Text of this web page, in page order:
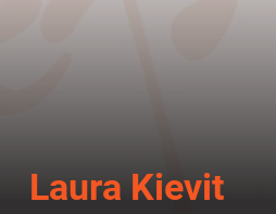
Laura Kievit